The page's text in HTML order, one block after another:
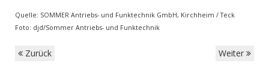
Quelle: SOMMER Antriebs- und Funktechnik GmbH, Kirchheim / Teck
Foto: djd/Sommer Antriebs- und Funktechnik
Zurück Weiter